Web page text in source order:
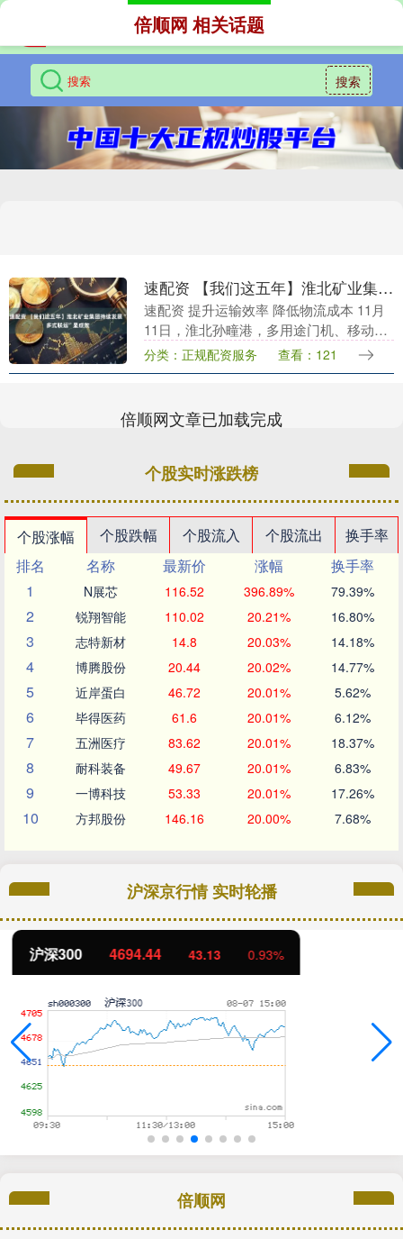
搜索
倍顺网 相关话题
速配资 【我们这五年】淮北矿业集团持续发展“多式联运”显成效
速配资 提升运输效率 降低物流成本 11月
11日，淮北孙疃港，多用途门机、移动式
装船机等大型港机欢快地运转，运送货物
的车辆往来穿梭，一艘装有2000余吨精煤
分类：正规配资服务 查看：121
倍顺网文章已加载完成
个股实时涨跌榜
个股涨幅 个股跌幅 个股流入 个股流出
换手率
排名
名称 最新价 涨幅
换手率
1
N展芯 116.52 396.89% 79.39%
2 锐翔智能 110.02 20.21% 16.80%
3 志特新材 14.8 20.03% 14.18%
4 博腾股份 20.44 20.02% 14.77%
5 近岸蛋白 46.72 20.01% 5.62%
6 毕得医药 61.6 20.01% 6.12%
7 五洲医疗 83.62 20.01% 18.37%
8 耐科装备 49.67 20.01% 6.83%
9 一博科技 53.33 20.01% 17.26%
10 方邦股份 146.16 20.00% 7.68%
沪深京行情 实时轮播
北证50 1134.24 11.37
倍顺网